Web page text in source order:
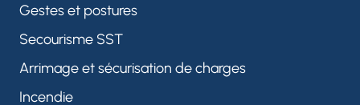
Gestes et postures
Secourisme SST
Arrimage et sécurisation de charges
Incendie